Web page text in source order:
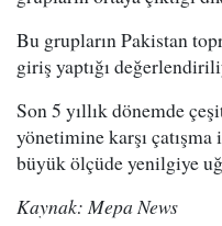
Bu grupların Pakistan
giriş yaptığı
Son 5 yıllık dönemde
yönetimine karşı
büyük ölçüde yenilgiye
Kaynak: Mepa News